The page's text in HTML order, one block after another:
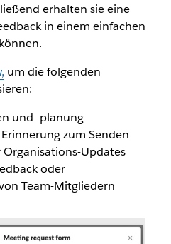
erhalten sie eine
in einem einfachen
um die folgenden
und -planung
zum Senden
Organisations-Updates
oder
Team-Mitgliedern